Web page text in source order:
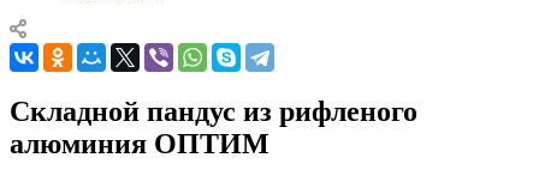
Складной пандус из рифленого
алюминия ОПТИМ